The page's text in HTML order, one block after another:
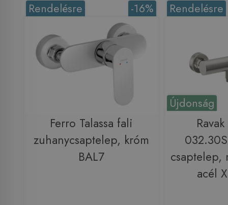
-16%
Rendelésre
Ferro Talassa fali
zuhanycsaptelep, króm
BAL7
Újdonság
Rendelésre
csaptelep,
acél